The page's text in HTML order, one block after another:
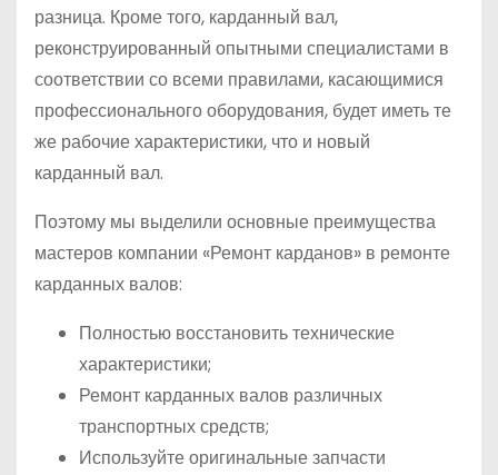
разница. Кроме того, карданный вал,
реконструированный опытными специалистами в
соответствии со всеми правилами, касающимися
профессионального оборудования, будет иметь те
же рабочие характеристики, что и новый
карданный вал.
Поэтому мы выделили основные преимущества
мастеров компании «Ремонт карданов» в ремонте
карданных валов:
Полностью восстановить технические
характеристики;
Ремонт карданных валов различных
транспортных средств;
Используйте оригинальные запчасти